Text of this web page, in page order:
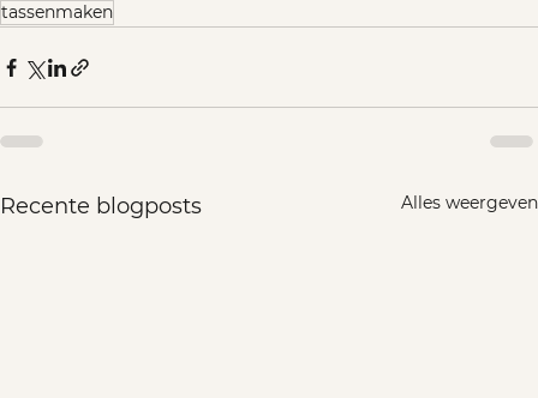
tassenmaken
Recente blogposts Alles weergeven